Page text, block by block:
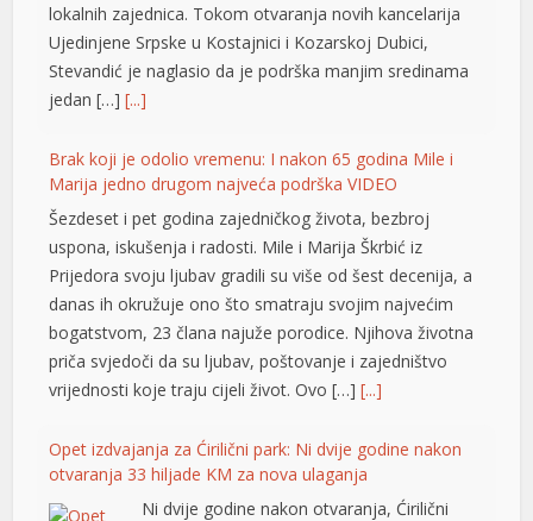
lokalnih zajednica. Tokom otvaranja novih kancelarija
Ujedinjene Srpske u Kostajnici i Kozarskoj Dubici,
Stevandić je naglasio da je podrška manjim sredinama
jedan […][...]
Brak koji je odolio vremenu: I nakon 65 godina Mile i
Marija jedno drugom najveća podrška VIDEO
Šezdeset i pet godina zajedničkog života, bezbroj
uspona, iskušenja i radosti. Mile i Marija Škrbić iz
Prijedora svoju ljubav gradili su više od šest decenija, a
danas ih okružuje ono što smatraju svojim najvećim
bogatstvom, 23 člana najuže porodice. Njihova životna
priča svjedoči da su ljubav, poštovanje i zajedništvo
vrijednosti koje traju cijeli život. Ovo […][...]
Opet izdvajanja za Ćirilični park: Ni dvije godine nakon
otvaranja 33 hiljade KM za nova ulaganja
Ni dvije godine nakon otvaranja, Ćirilični